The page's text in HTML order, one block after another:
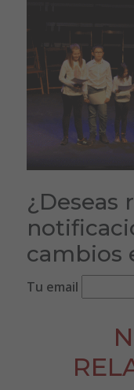
¿Deseas
cambios
Tu email